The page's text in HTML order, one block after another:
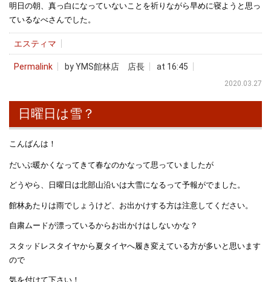
明日の朝、真っ白になっていないことを祈りながら早めに寝ようと思っ
ているなべさんでした。
エスティマ
Permalink by YMS館林店 店長 at 16:45
2020.03.27
日曜日は雪？
こんばんは！
だいぶ暖かくなってきて春なのかなって思っていましたが
どうやら、日曜日は北部山沿いは大雪になるって予報がでました。
館林あたりは雨でしょうけど、お出かけする方は注意してください。
自粛ムードが漂っているからお出かけはしないかな？
スタッドレスタイヤから夏タイヤへ履き変えている方が多いと思います
ので
気を付けて下さい！